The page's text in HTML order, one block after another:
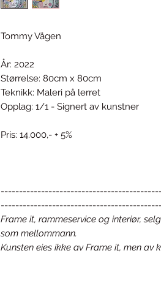
Tommy Vågen
År: 2022
Størrelse: 80cm x 80cm
Teknikk: Maleri på lerret
Opplag: 1/1 - Signert av kunstner
Pris: 14.000,- + 5%
Frame it, rammeservice og interiør,
som mellommann.
Kunsten eies ikke av Frame it, men av